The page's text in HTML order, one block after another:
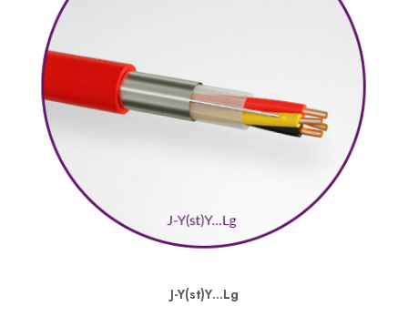
J-Y(st)Y…Lg